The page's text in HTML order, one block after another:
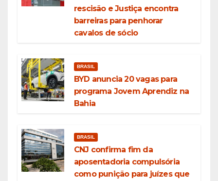
rescisão e Justiça encontra
barreiras para penhorar
cavalos de sócio
BRASIL
BYD anuncia 20 vagas para
programa Jovem Aprendiz na
Bahia
BRASIL
CNJ confirma fim da
aposentadoria compulsória
como punição para juízes que